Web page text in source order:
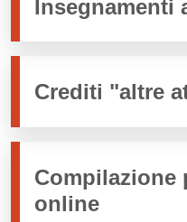
Insegnamenti
Crediti "altre
Compilazione
online